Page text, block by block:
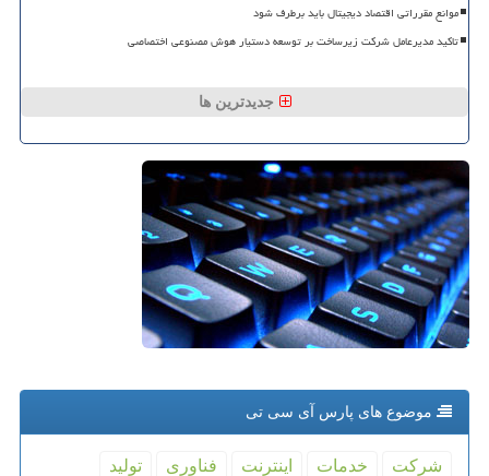
موانع مقرراتی اقتصاد دیجیتال باید برطرف شود
تاکید مدیرعامل شرکت زیرساخت بر توسعه دستیار هوش مصنوعی اختصاصی
جدیدترین ها
موضوع های پارس آی سی تی
شركت خدمات اینترنت فناوری
تولید